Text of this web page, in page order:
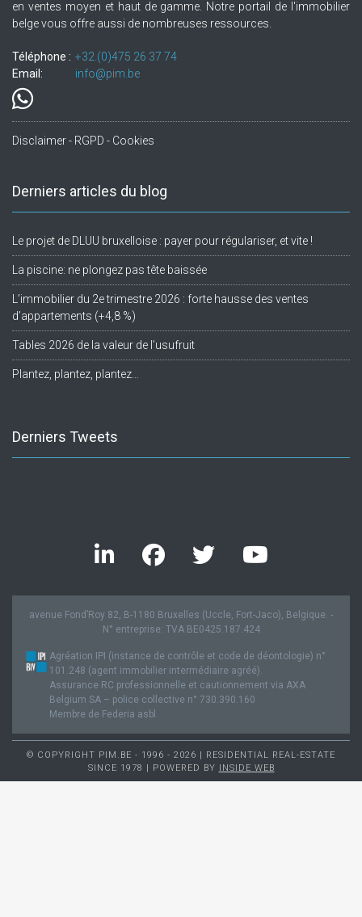
en ventes moyen et haut de gamme. Notre portail de l'immobilier
belge vous offre aussi de nombreuses ressources.
Téléphone : +32.(0)475 26 37 74
Email:
info@pim.be
Disclaimer - RGPD - Cookies
Derniers articles du blog
Le projet de DLUU bruxelloise : payer pour régulariser, et vite !
La piscine: ne plongez pas tête baissée
L’immobilier du 2e trimestre 2026 : forte hausse des ventes
d’appartements (+4,8 %)
Tables 2026 de la valeur de l’usufruit
Plantez, plantez, plantez…
Derniers Tweets
avenue Fond’Roy 82, B-1180 Bruxelles (Uccle, Fort-Jaco), Belgique. -
N° entreprise: TVA BE0425.187.424
Agréation IPI (instance de contrôle et code de déontologie) n°
101.248 (agent immobilier intermédiaire agréé).
Assurance RC professionnelle et cautionnement via AXA
Belgium SA – police collective n° 730.390.160
Membre de Federia asbl
© COPYRIGHT PIM.BE - 1996 - 2026 | RESIDENTIAL REAL-ESTATE
SINCE 1978 | POWERED BY
INSIDE WEB